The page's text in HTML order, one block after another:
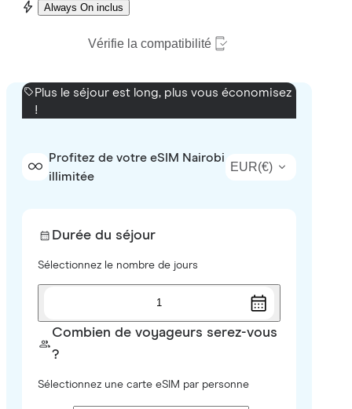
Always On inclus
Vérifie la compatibilité
Plus le séjour est long, plus vous économisez
!
Profitez de votre eSIM Nairobi
illimitée
EUR(€)
Durée du séjour
Sélectionnez le nombre de jours
1
Combien de voyageurs serez-vous
?
Sélectionnez une carte eSIM par personne